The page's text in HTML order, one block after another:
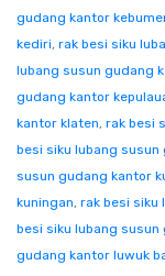
gudang kantor
kediri, rak besi siku
lubang susun gudang
gudang kantor
kantor klaten, rak besi
besi siku lubang
susun gudang kantor
kuningan, rak besi siku
besi siku lubang
gudang kantor luwuk